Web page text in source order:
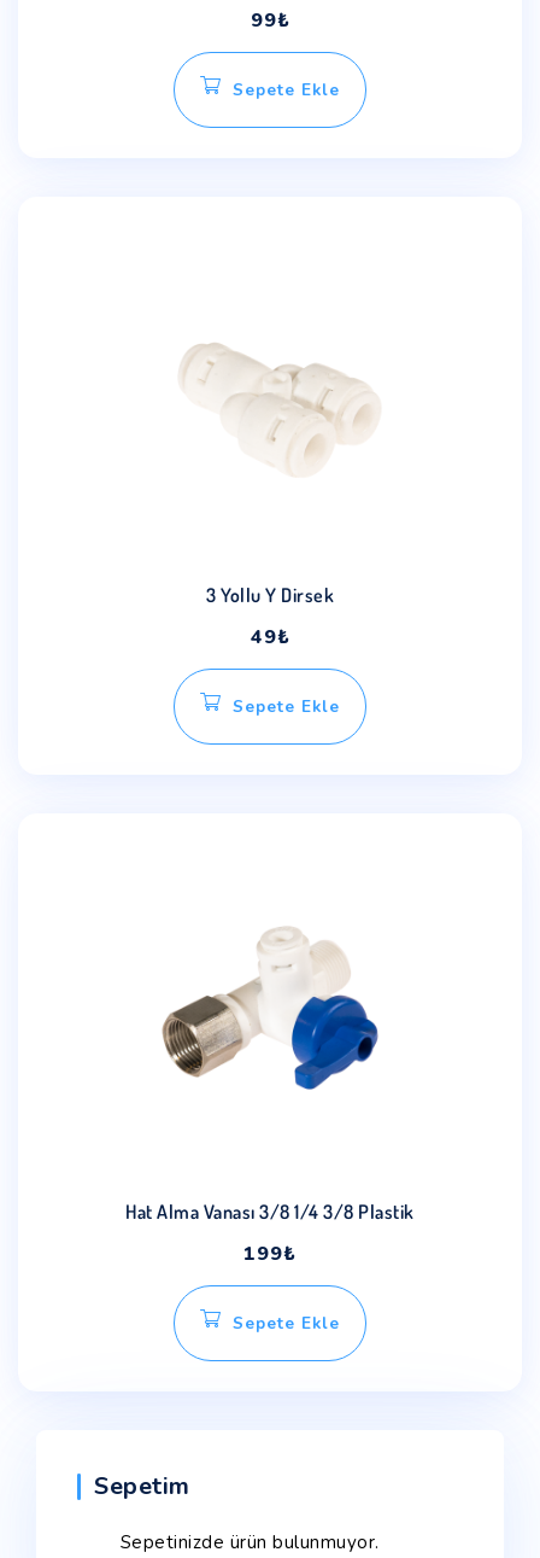
99₺
Sepete Ekle
3 Yollu Y Dirsek
49₺
Sepete Ekle
Hat Alma Vanası 3/8 1/4 3/8 Plastik
199₺
Sepete Ekle
Sepetim
Sepetinizde ürün bulunmuyor.